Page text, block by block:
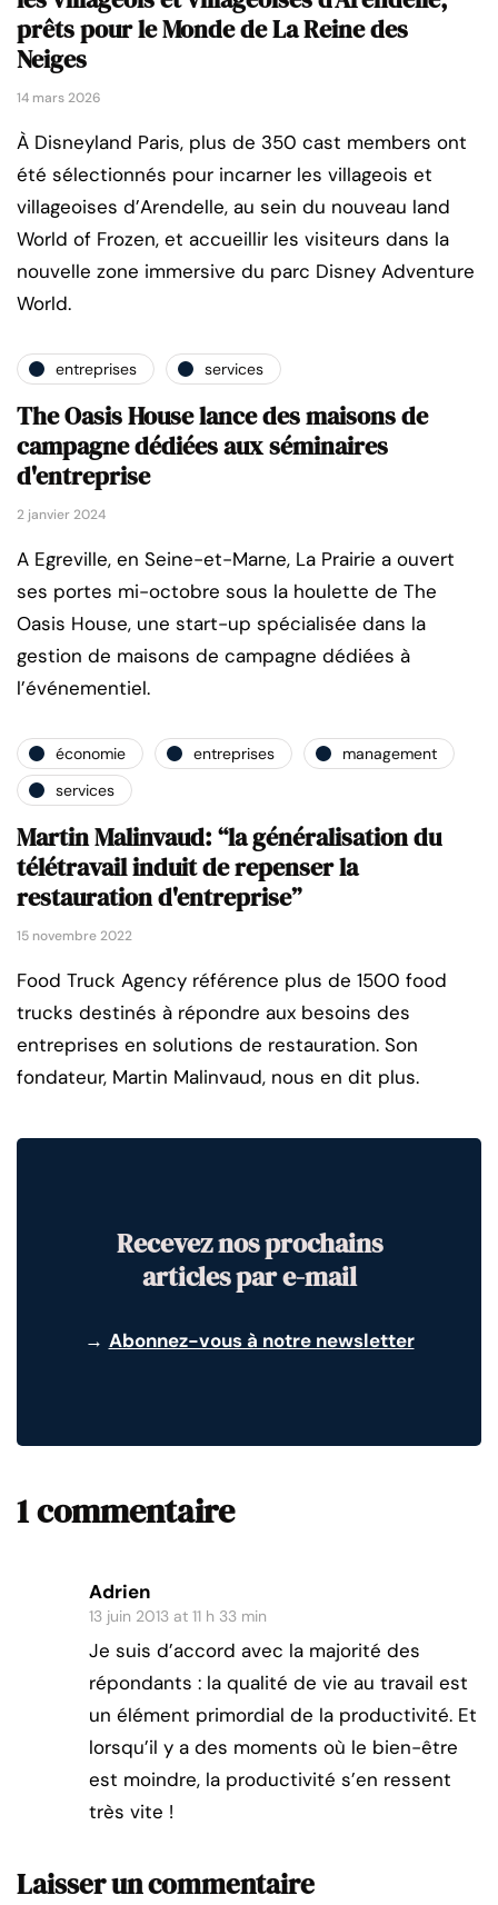
prêts pour le Monde de La Reine des
Neiges
14 mars 2026
À Disneyland Paris, plus de 350 cast members ont
été sélectionnés pour incarner les villageois et
villageoises d’Arendelle, au sein du nouveau land
World of Frozen, et accueillir les visiteurs dans la
nouvelle zone immersive du parc Disney Adventure
World.
entreprises services
The Oasis House lance des maisons de
campagne dédiées aux séminaires
d'entreprise
2 janvier 2024
A Egreville, en Seine-et-Marne, La Prairie a ouvert
ses portes mi-octobre sous la houlette de The
Oasis House, une start-up spécialisée dans la
gestion de maisons de campagne dédiées à
l’événementiel.
économie entreprises
management
services
Martin Malinvaud: “la généralisation du
télétravail induit de repenser la
restauration d'entreprise”
15 novembre 2022
Food Truck Agency référence plus de 1500 food
trucks destinés à répondre aux besoins des
entreprises en solutions de restauration. Son
fondateur, Martin Malinvaud, nous en dit plus.
Recevez nos prochains
articles par e-mail
→ Abonnez-vous à notre newsletter
1 commentaire
Adrien
13 juin 2013 at 11 h 33 min
Je suis d’accord avec la majorité des
répondants : la qualité de vie au travail est
un élément primordial de la productivité. Et
lorsqu’il y a des moments où le bien-être
est moindre, la productivité s’en ressent
très vite !
Laisser un commentaire